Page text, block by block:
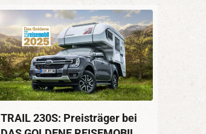
TRAIL 230S: Preisträger bei